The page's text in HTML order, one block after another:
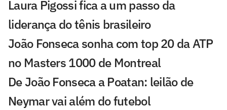
Laura Pigossi fica a um passo da
liderança do tênis brasileiro
João Fonseca sonha com top 20 da ATP
no Masters 1000 de Montreal
De João Fonseca a Poatan: leilão de
Neymar vai além do futebol